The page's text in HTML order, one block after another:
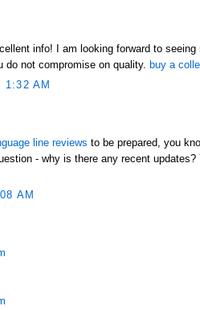
info! I am looking forward to
not compromise on quality. buy a
1:32 AM
line reviews to be prepared, you
- why is there any recent
AM